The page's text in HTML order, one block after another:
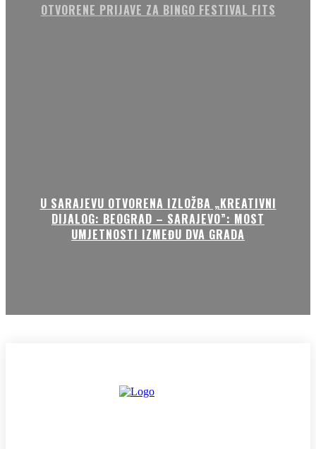
OTVORENE PRIJAVE ZA BINGO FESTIVAL FITS
U SARAJEVU OTVORENA IZLOŽBA „KREATIVNI
DIJALOG: BEOGRAD – SARAJEVO”: MOST
UMJETNOSTI IZMEĐU DVA GRADA